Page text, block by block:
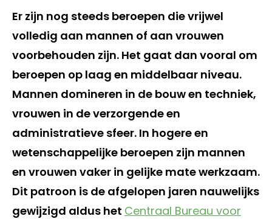
Er zijn nog steeds beroepen die vrijwel
volledig aan mannen of aan vrouwen
voorbehouden zijn. Het gaat dan vooral om
beroepen op laag en middelbaar niveau.
Mannen domineren in de bouw en techniek,
vrouwen in de verzorgende en
administratieve sfeer. In hogere en
wetenschappelijke beroepen zijn mannen
en vrouwen vaker in gelijke mate werkzaam.
Dit patroon is de afgelopen jaren nauwelijks
gewijzigd aldus het Centraal Bureau voor